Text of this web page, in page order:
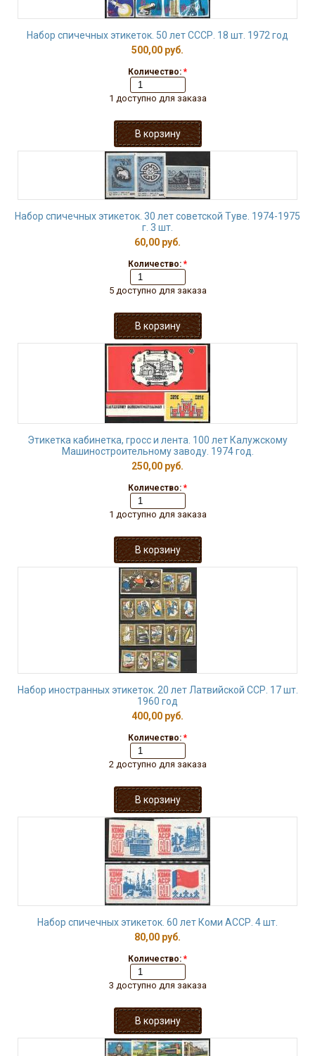
Набор спичечных этикеток. 50 лет СССР. 18 шт. 1972 год
500,00 руб.
Количество: *
1 доступно для заказа
Набор спичечных этикеток. 30 лет советской Туве. 1974-1975
г. 3 шт.
60,00 руб.
Количество: *
5 доступно для заказа
Этикетка кабинетка, гросс и лента. 100 лет Калужскому
Машиностроительному заводу. 1974 год.
250,00 руб.
Количество: *
1 доступно для заказа
Набор иностранных этикеток. 20 лет Латвийской ССР. 17 шт.
1960 год
400,00 руб.
Количество: *
2 доступно для заказа
Набор спичечных этикеток. 60 лет Коми АССР. 4 шт.
80,00 руб.
Количество: *
3 доступно для заказа